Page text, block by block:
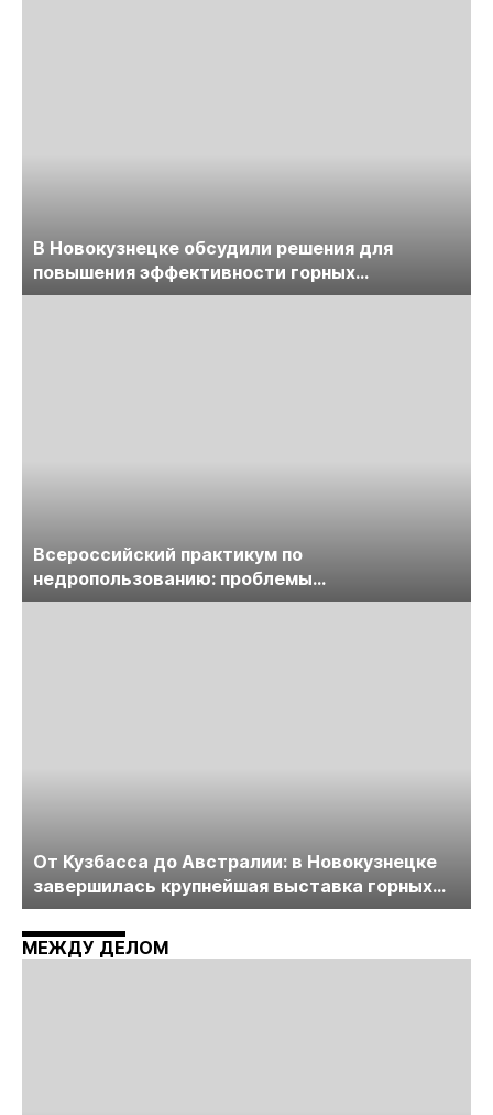
В Новокузнецке обсудили решения для
повышения эффективности горных
предприятий
Всероссийский практикум по
недропользованию: проблемы
лицензирования, цифровизации, экспертизы
От Кузбасса до Австралии: в Новокузнецке
завершилась крупнейшая выставка горных
технологий «Недра России. Уголь России и
Майнинг»
МЕЖДУ ДЕЛОМ